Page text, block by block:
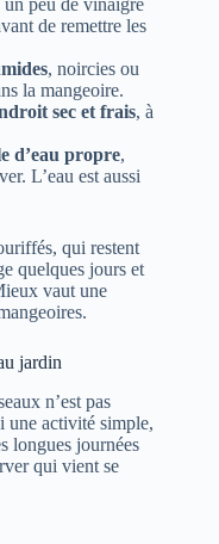
un peu de vinaigre
de remettre les
, noircies ou
la mangeoire.
sec et frais, à
d’eau propre,
L’eau est aussi
qui restent
quelques jours et
vaut une
jardin
n’est pas
une activité simple,
longues journées
qui vient se